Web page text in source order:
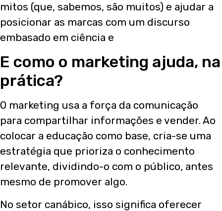
mitos (que, sabemos, são muitos) e ajudar a
posicionar as marcas com um discurso
embasado em ciência e
E como o marketing ajuda, na
prática?
O marketing usa a força da comunicação
para compartilhar informações e vender. Ao
colocar a educação como base, cria-se uma
estratégia que prioriza o conhecimento
relevante, dividindo-o com o público, antes
mesmo de promover algo.
No setor canábico, isso significa oferecer